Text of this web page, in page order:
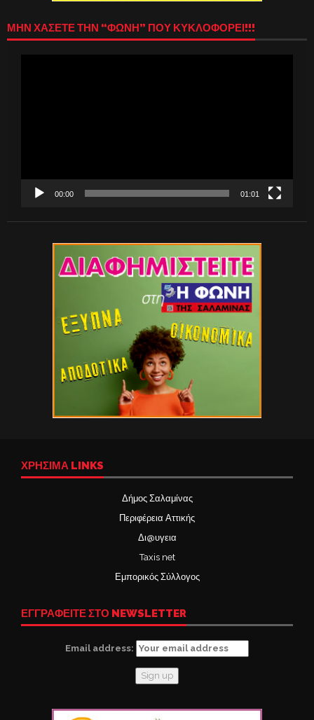
ΜΗΝ ΧΑΣΕΤΕ ΤΗΝ “ΦΩΝΗ” ΠΟΥ ΚΥΚΛΟΦΟΡΕΙ!!!
00:00 01:01
ΧΡΉΣΙΜΑ LINKS
Δήμος Σαλαμίνας
Περιφέρεια Αττικής
Δι@υγεια
Taxis net
Εμπορικός Σύλλογος
ΕΓΓΡΑΦΕΙΤΕ ΣΤΟ NEWSLETTER
Email address: